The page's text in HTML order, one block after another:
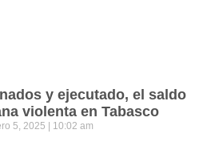
y ejecutado, el saldo
violenta en Tabasco
5, 2025 10:02 am